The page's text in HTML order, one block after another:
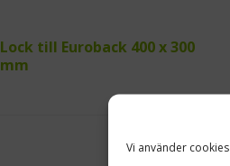
Vi använder
Lock till Euroback 400 x 300
mm